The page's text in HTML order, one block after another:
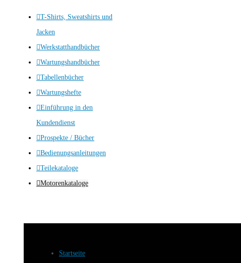
T-Shirts, Sweatshirts und
Jacken
Werkstatthandbücher
Wartungshandbücher
Tabellenbücher
Wartungshefte
Einführung in den
Kundendienst
Prospekte / Bücher
Bedienungsanleitungen
Teilekataloge
Motorenkataloge
Startseite